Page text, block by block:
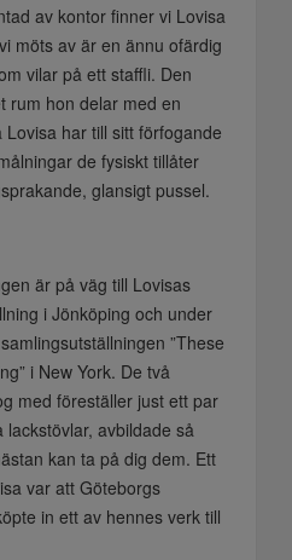
av kontor finner vi Lovisa
möts av är en ännu ofärdig
vilar på ett staffli. Den
rum hon delar med en
har till sitt förfogande
de fysiskt tillåter
glansigt pussel.
är på väg till Lovisas
i Jönköping och under
”These
i New York. De två
med föreställer just ett par
avbildade så
kan ta på dig dem. Ett
var att Göteborgs
in ett av hennes verk till